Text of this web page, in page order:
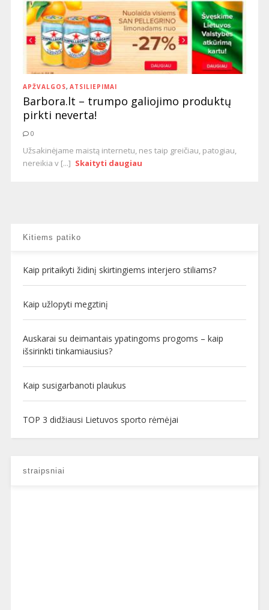
APŽVALGOS, ATSILIEPIMAI
Barbora.lt – trumpo galiojimo produktų
pirkti neverta!
0
Užsakinėjame maistą internetu, nes taip greičiau, patogiau,
nereikia v [...] Skaityti daugiau
Kitiems patiko
Kaip pritaikyti židinį skirtingiems interjero stiliams?
Kaip užlopyti megztinį
Auskarai su deimantais ypatingoms progoms – kaip
išsirinkti tinkamiausius?
Kaip susigarbanoti plaukus
TOP 3 didžiausi Lietuvos sporto rėmėjai
straipsniai